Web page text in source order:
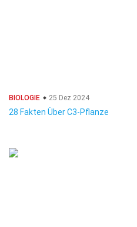
BIOLOGIE 25 Dez 2024
28 Fakten Über C3-Pflanze